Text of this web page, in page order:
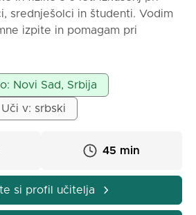
srednješolci in študenti. Vodim
izpite in pomagam pri
gradiva. Urniki so interaktivni
spleta in osebno.
Novi Sad, Srbija
Uči v: srbski
45 min
si profil učitelja